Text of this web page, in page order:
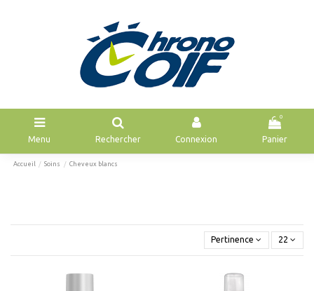
Menu Rechercher Connexion
0
Panier
Accueil Soins Cheveux blancs
Pertinence 22